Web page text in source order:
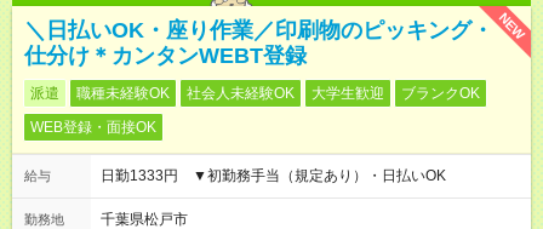
NEW
＼日払いOK・座り作業／印刷物のピッキング・
仕分け＊カンタンWEBT登録
派遣 職種未経験OK 社会人未経験OK 大学生歓迎
ブランクOK
WEB登録・面接OK
給与 日勤1333円 ▼初勤務手当（規定あり）・日払いOK
勤務地
千葉県松戸市